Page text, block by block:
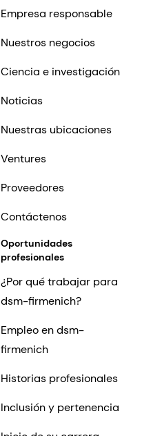
Empresa responsable
Nuestros negocios
Ciencia e investigación
Noticias
Nuestras ubicaciones
Ventures
Proveedores
Contáctenos
Oportunidades
profesionales
¿Por qué trabajar para
dsm-firmenich?
Empleo en dsm-
firmenich
Historias profesionales
Inclusión y pertenencia